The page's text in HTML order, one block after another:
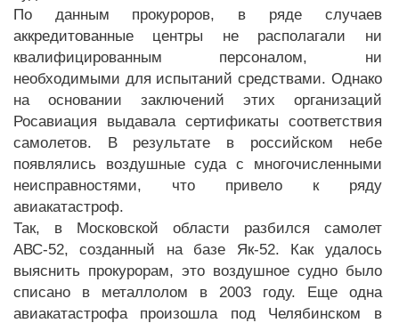
По данным прокуроров, в ряде случаев
аккредитованные центры не располагали ни
квалифицированным персоналом, ни
необходимыми для испытаний средствами. Однако
на основании заключений этих организаций
Росавиация выдавала сертификаты соответствия
самолетов. В результате в российском небе
появлялись воздушные суда с многочисленными
неисправностями, что привело к ряду
авиакатастроф.
Так, в Московской области разбился самолет
АВС-52, созданный на базе Як-52. Как удалось
выяснить прокурорам, это воздушное судно было
списано в металлолом в 2003 году. Еще одна
авиакатастрофа произошла под Челябинском в